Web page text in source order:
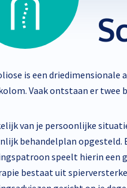
is een
Vaak ontstaan er twee
van je persoonlijke
behandelplan opgesteld.
speelt hierin een
bestaat uit